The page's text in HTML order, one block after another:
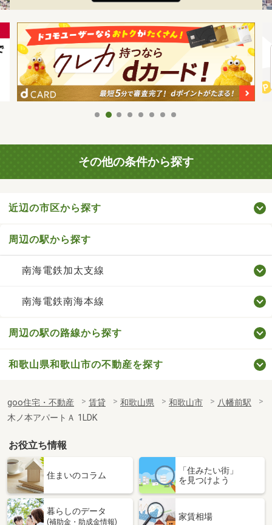
その他の条件から探す
近辺の市区から探す
周辺の駅から探す
南海電鉄加太支線
南海電鉄南海本線
周辺の駅の路線から探す
和歌山県和歌山市の不動産を探す
goo住宅・不動産 賃貸 和歌山県 和歌山市
八幡前駅
木ノ本アパートＡ 1LDK
お役立ち情報
住まいのコラム
「住みたい街」
を見つけよう
暮らしのデータ
(補助金・助成金情報)
家賃相場